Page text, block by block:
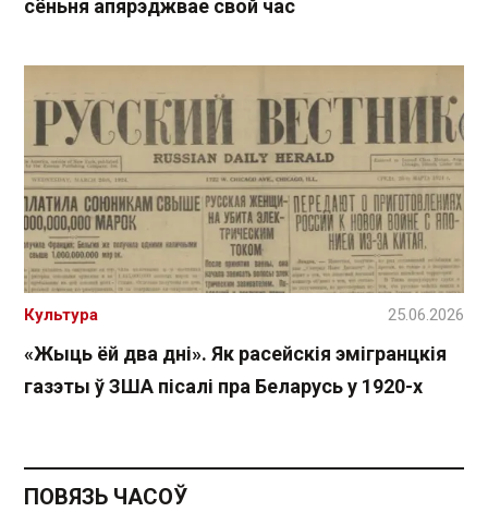
сёньня апярэджвае свой час
«Жыць ёй два дні». Як расейскія эмігранцкія
газэты ў ЗША пісалі пра Беларусь у 1920-х
Культура 25.06.2026
ПОВЯЗЬ ЧАСОЎ